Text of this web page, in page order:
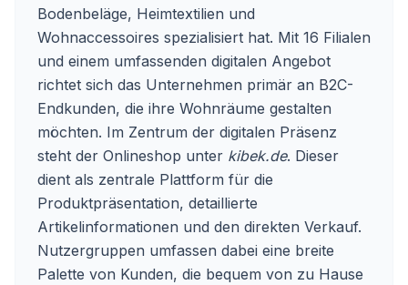
Bodenbeläge, Heimtextilien und
Wohnaccessoires spezialisiert hat. Mit 16 Filialen
und einem umfassenden digitalen Angebot
richtet sich das Unternehmen primär an B2C-
Endkunden, die ihre Wohnräume gestalten
möchten. Im Zentrum der digitalen Präsenz
steht der Onlineshop unter kibek.de. Dieser
dient als zentrale Plattform für die
Produktpräsentation, detaillierte
Artikelinformationen und den direkten Verkauf.
Nutzergruppen umfassen dabei eine breite
Palette von Kunden, die bequem von zu Hause